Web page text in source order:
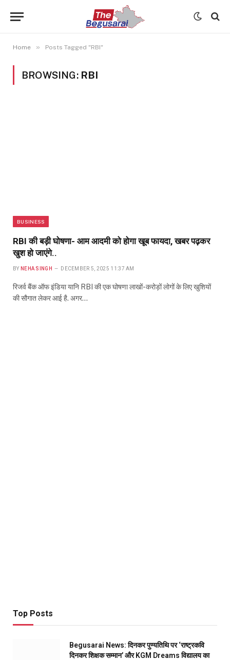
Home » Posts Tagged "RBI"
BROWSING: RBI
BUSINESS
RBI की बड़ी घोषणा- आम आदमी को होगा खूब फायदा, खबर पढ़कर
खुश हो जाएंगे..
BY NEHA SINGH DECEMBER 5, 2025 11:37 AM
रिजर्व बैंक ऑफ इंडिया यानि RBI की एक घोषणा लाखों-करोड़ों लोगों के लिए खुशियों
की सौगात लेकर आई है. अगर…
Top Posts
Begusarai News: दिनकर पुण्यतिथि पर ‘राष्ट्रकवि
दिनकर शिक्षक सम्मान’ और KGM Dreams विद्यालय का